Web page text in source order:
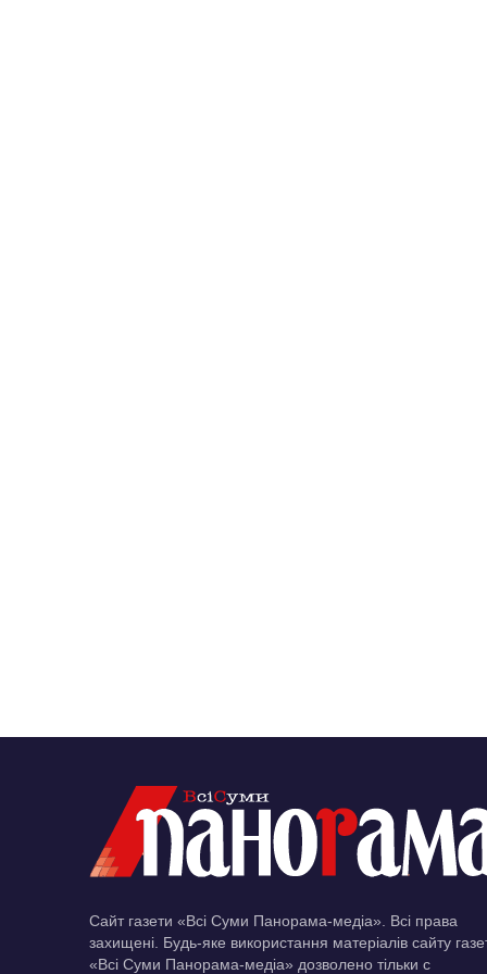
Сайт газети «Всі Суми Панорама-медіа». Всі права
захищені. Будь-яке використання матеріалів сайту
«Всі Суми Панорама-медіа» дозволено тільки c